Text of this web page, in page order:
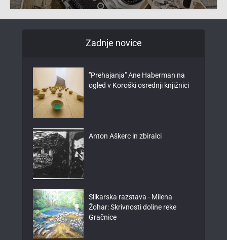
Zadnje novice
"Prehajanja" Ane Haberman na
ogled v Koroški osrednji knjižnici
Anton Aškerc in zbiralci
Slikarska razstava - Milena
Žohar: Skrivnosti doline reke
Gračnice